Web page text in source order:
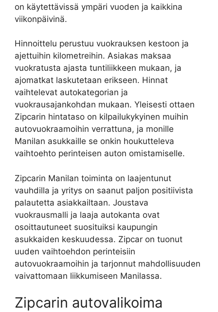
on käytettävissä ympäri vuoden ja kaikkina
viikonpäivinä.
Hinnoittelu perustuu vuokrauksen kestoon ja
ajettuihin kilometreihin. Asiakas maksaa
vuokratusta ajasta tuntiliikkeen mukaan, ja
ajomatkat laskutetaan erikseen. Hinnat
vaihtelevat autokategorian ja
vuokrausajankohdan mukaan. Yleisesti ottaen
Zipcarin hintataso on kilpailukykyinen muihin
autovuokraamoihin verrattuna, ja monille
Manilan asukkaille se onkin houkutteleva
vaihtoehto perinteisen auton omistamiselle.
Zipcarin Manilan toiminta on laajentunut
vauhdilla ja yritys on saanut paljon positiivista
palautetta asiakkailtaan. Joustava
vuokrausmalli ja laaja autokanta ovat
osoittautuneet suosituiksi kaupungin
asukkaiden keskuudessa. Zipcar on tuonut
uuden vaihtoehdon perinteisiin
autovuokraamoihin ja tarjonnut mahdollisuuden
vaivattomaan liikkumiseen Manilassa.
Zipcarin autovalikoima